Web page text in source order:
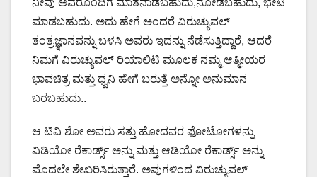
ನೀವು ಅವರೊಂದಿಗೆ ಮಾತನಾಡಬಹುದು,ನೋಡಬಹುದು, ಭೇಟಿ
ಮಾಡಬಹುದು. ಅದು ಹೇಗೆ ಅಂದರೆ ವಿರುಚ್ಯುವಲ್
ತಂತ್ರಜ್ಞಾನವನ್ನು ಬಳಸಿ ಅವರು ಇದನ್ನು ನೆಡೆಸುತ್ತಿದ್ದಾರೆ, ಆದರೆ
ನಿಮಗೆ ವಿರುಚ್ಯುವಲ್ ರಿಯಾಲಿಟಿ ಮೂಲಕ ನಮ್ಮ ಆತ್ಮೀಯರ
ಭಾವಚಿತ್ರ ಮತ್ತು ಧ್ವನಿ ಹೇಗೆ ಬರುತ್ತೆ ಅನ್ನೋ ಅನುಮಾನ
ಬರಬಹುದು..
ಆ ಟಿವಿ ಶೋ ಅವರು ಸತ್ತು ಹೋದವರ ಫೋಟೋಗಳನ್ನು
ವಿಡಿಯೋ ರೆಕಾರ್ಡ್ಸ್ ಅನ್ನು ಮತ್ತು ಆಡಿಯೋ ರೆಕಾರ್ಡ್ಸ್ ಅನ್ನು
ಮೊದಲೇ ಶೇಖರಿಸಿರುತ್ತಾರೆ. ಅವುಗಳಿಂದ ವಿರುಚ್ಯುವಲ್